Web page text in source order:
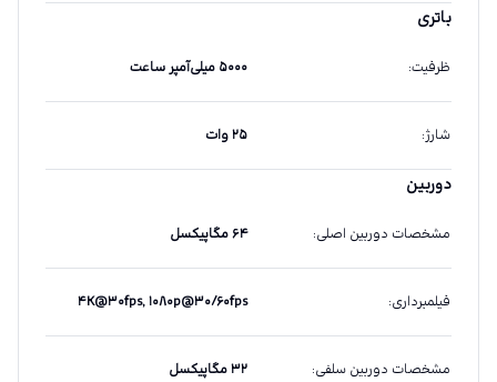
باتری
ظرفیت: ۵۰۰۰ میلی‌آمپر ساعت
شارژ: ۲۵ وات
دوربین
مشخصات دوربین اصلی: ۶۴ مگاپیکسل
فیلمبرداری: ۴K@۳۰fps, ۱۰۸۰p@۳۰/۶۰fps
مشخصات دوربین سلفی: ۳۲ مگاپیکسل